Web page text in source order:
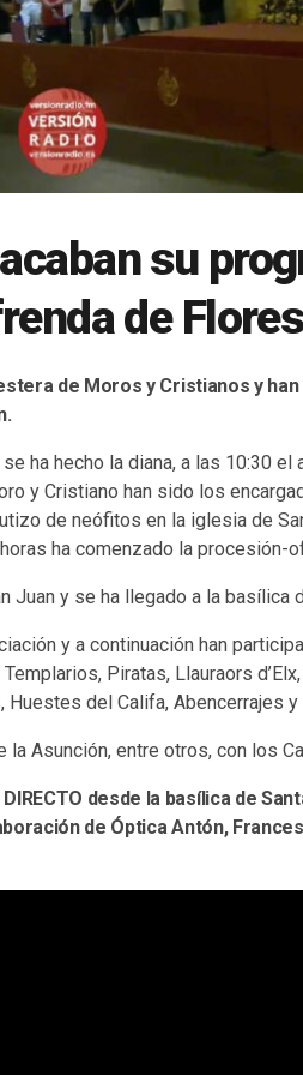
su
de
de Moros y Cristianos y
ha hecho la diana, a las 10:30
y Cristiano han sido los
de neófitos en la iglesia de
ha comenzado la procesión-
Juan y se ha llegado a la basílica
y a continuación han
Piratas, Llauraors
del Califa, Abencerrajes y
Asunción, entre otros, con los
desde la basílica de
de Óptica Antón,